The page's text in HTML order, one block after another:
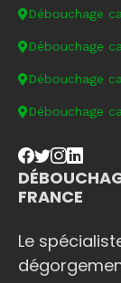
Débouchage
Débouchage
Débouchage
Débouchage
FRANCE
Le